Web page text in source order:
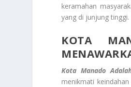
keramahan
yang di junjung tinggi.
KOTA
Kota Manado
menikmati